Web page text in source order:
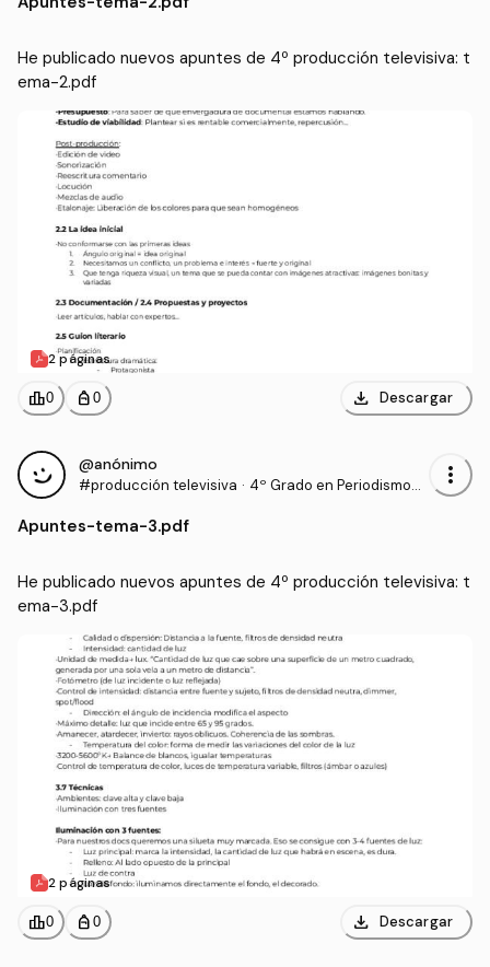
He publicado nuevos apuntes de 4º producción televisiva: t
ema-2.pdf
2 páginas
leaderboard0 personal_bag 0 download Descargar
@anónimo
#producción televisiva · 4º Grado en Periodismo
more_vert
Apuntes-tema-3.pdf
He publicado nuevos apuntes de 4º producción televisiva: t
ema-3.pdf
2 páginas
leaderboard0 personal_bag 0 download Descargar